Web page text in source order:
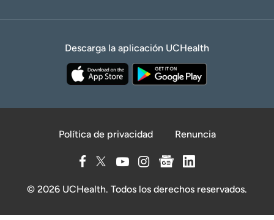
Descarga la aplicación UCHealth
Política de privacidad Renuncia
© 2026 UCHealth. Todos los derechos reservados.